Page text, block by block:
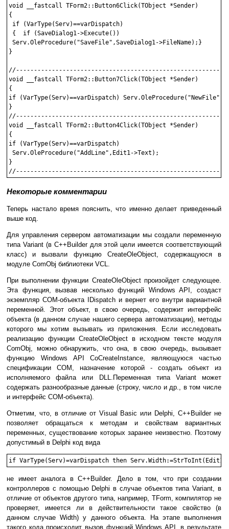
void __fastcall TForm2::Button6Click(TObject *Sender)
{
if (VarType(Serv)==varDispatch)
{  if (SaveDialog1->Execute())
Serv.OleProcedure("SaveFile",SaveDialog1->FileName);}
}
void __fastcall TForm2::Button7Click(TObject *Sender)
{
if (VarType(Serv)==varDispatch) Serv.OleProcedure("NewFile");
}
void __fastcall TForm2::Button4Click(TObject *Sender)
{
if (VarType(Serv)==varDispatch)
Serv.OleProcedure("AddLine",Edit1->Text);
}
Некоторые комментарии
Теперь настало время пояснить, что именно делает приведенный
выше код.
Для управления сервером автоматизации мы создали переменную
типа Variant (в C++Builder для этой цели имеется соответствующий
класс) и вызвали функцию CreateOleObject, содержащуюся в
модуле ComObj библиотеки VCL.
При выполнении функции CreateOleObject произойдет следующее.
Эта функция, вызвав несколько функций Windows API, создаст
экземпляр COM-объекта IDispatch и вернет его внутри вариантной
переменной. Этот объект, в свою очередь, содержит интерфейс
объекта (в данном случае нашего сервера автоматизации), методы
которого мы хотим вызывать из приложения. Если исследовать
реализацию функции CreateOleObject в исходном тексте модуля
ComObj, можно обнаружить, что она, в свою очередь, вызывает
функцию Windows API CoCreateInstance, являющуюся частью
спецификации COM, назначение которой - создать объект из
исполняемого файла или DLL.Переменная типа Variant может
содержать разнообразные данные (строку, число и др., в том числе
и интерфейс COM-объекта).
Отметим, что, в отличие от Visual Basic или Delphi, C++Builder не
позволяет обращаться к методам и свойствам вариантных
переменных, существование которых заранее неизвестно. Поэтому
допустимый в Delphi код вида
не имеет аналога в C++Builder. Дело в том, что при создании
контроллеров с помощью Delphi в случае объектов типа Variant, в
отличие от объектов другого типа, например, TForm, компилятор не
проверяет, имеется ли в действительности такое свойство (в
данном случае Width) у данного объекта. На этапе выполнения
такого кода происходит вызов функций Windows API, в результате